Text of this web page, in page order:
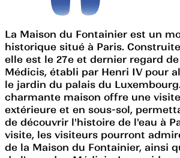
La Maison du Fontainier est un
historique situé à Paris.
elle est le 27e et dernier regard
Médicis, établi par Henri IV pour
le jardin du palais du
charmante maison offre une
extérieure et en sous-sol,
de découvrir l'histoire de l'eau à
visite, les visiteurs pourront
de la Maison du Fontainier, ainsi